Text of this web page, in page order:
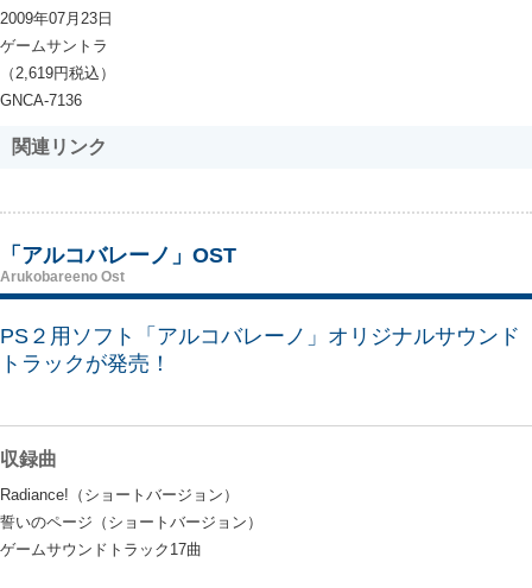
2009年07月23日
ゲームサントラ
（2,619円税込）
GNCA-7136
関連リンク
「アルコバレーノ」OST
Arukobareeno Ost
PS２用ソフト「アルコバレーノ」オリジナルサウンド
トラックが発売！
収録曲
Radiance!（ショートバージョン）
誓いのページ（ショートバージョン）
ゲームサウンドトラック17曲